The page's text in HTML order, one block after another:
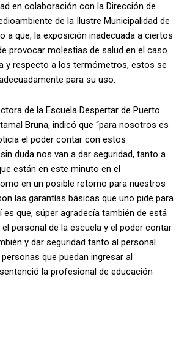
en colaboración con la Dirección de
de la Ilustre Municipalidad de
a que, la exposición inadecuada a ciertos
provocar molestias de salud en el caso
y respecto a los termómetros, estos se
para su uso.
de la Escuela Despertar de Puerto
Bruna, indicó que “para nosotros es
el poder contar con estos
duda nos van a dar seguridad, tanto a
están en este minuto en el
en un posible retorno para nuestros
las garantías básicas que uno pide para
es que, súper agradecía también de está
personal de la escuela y el poder contar
y dar seguridad tanto al personal
que puedan ingresar al
la profesional de educación